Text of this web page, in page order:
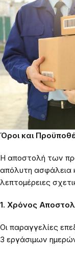
Όροι και
Η αποστολή των
απόλυτη ασφάλεια
λεπτομέρειες
1. Χρόνος
Οι παραγγελίες
3 εργάσιμων